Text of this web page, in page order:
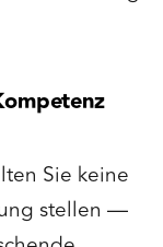
Sie keine
stellen —